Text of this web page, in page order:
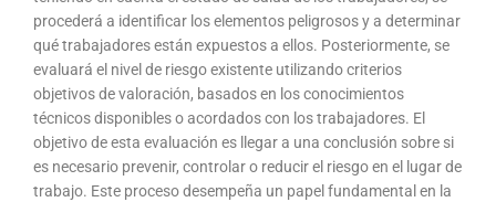
procederá a identificar los elementos peligrosos y a determinar
qué trabajadores están expuestos a ellos. Posteriormente, se
evaluará el nivel de riesgo existente utilizando criterios
objetivos de valoración, basados en los conocimientos
técnicos disponibles o acordados con los trabajadores. El
objetivo de esta evaluación es llegar a una conclusión sobre si
es necesario prevenir, controlar o reducir el riesgo en el lugar de
trabajo. Este proceso desempeña un papel fundamental en la